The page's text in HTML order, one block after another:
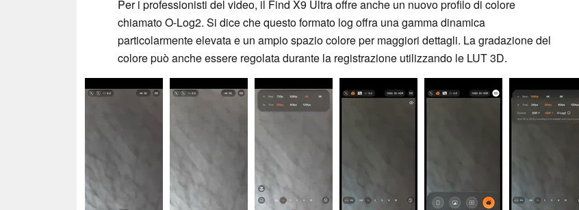
Per i professionisti del video, il Find X9 Ultra offre anche un nuovo profilo di colore
chiamato O-Log2. Si dice che questo formato log offra una gamma dinamica
particolarmente elevata e un ampio spazio colore per maggiori dettagli. La gradazione del
colore può anche essere regolata durante la registrazione utilizzando le LUT 3D.